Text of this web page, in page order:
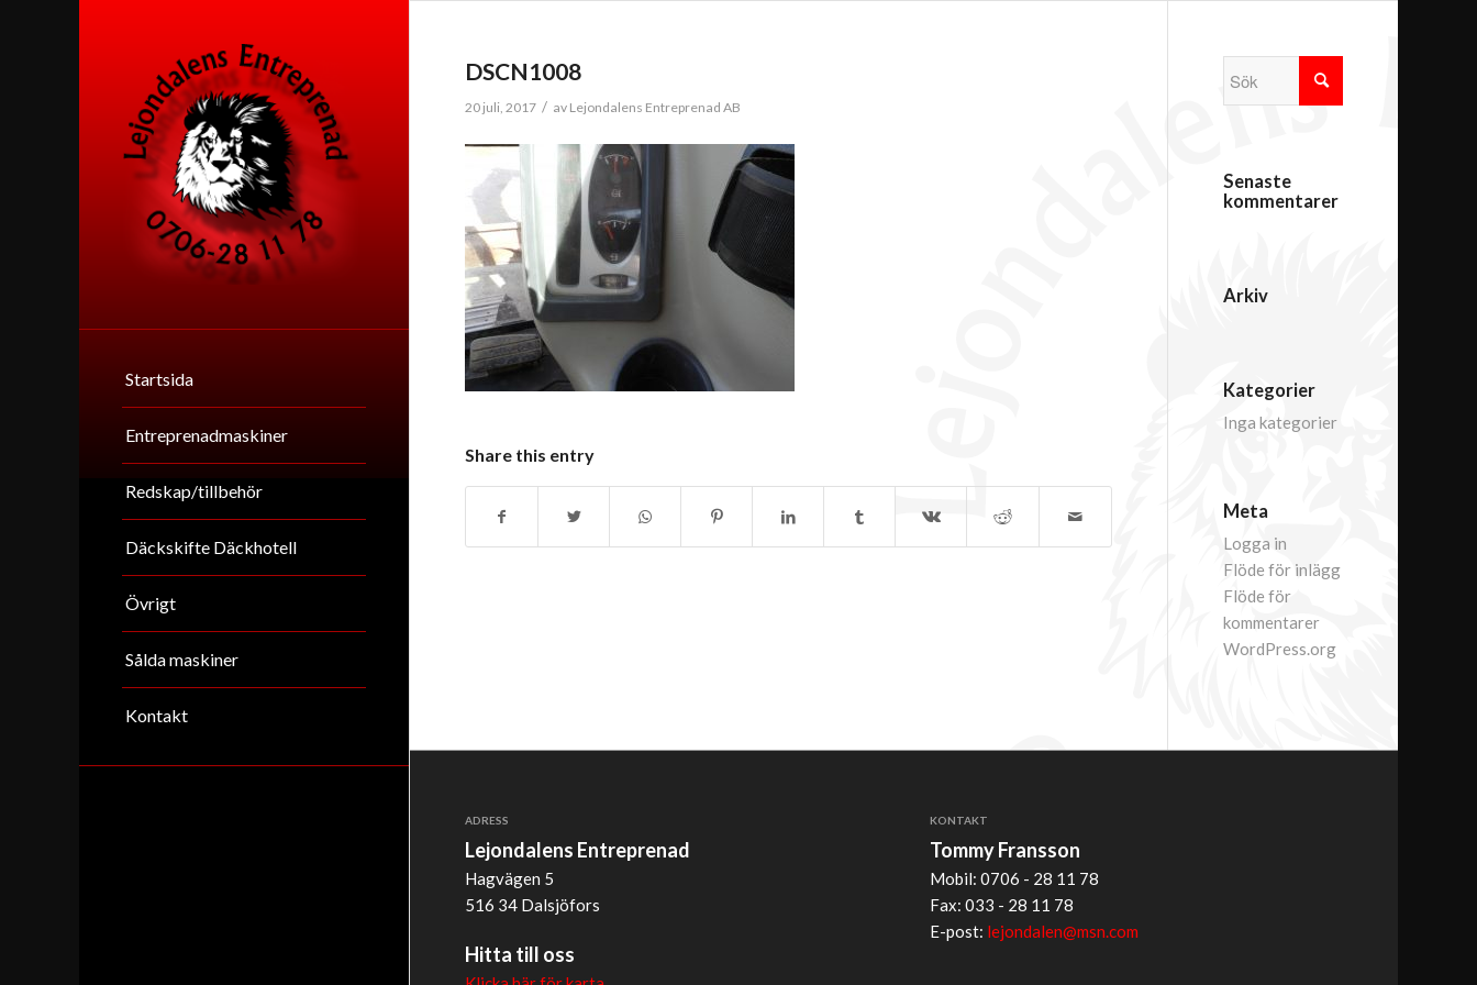
Startsida
Entreprenadmaskiner
Redskap/tillbehör
Däckskifte Däckhotell
Övrigt
Sålda maskiner
Kontakt
DSCN1008
20 juli, 2017 / av Lejondalens Entreprenad AB
Share this entry
Senaste
kommentarer
Arkiv
Kategorier
Inga kategorier
Meta
Logga in
Flöde för inlägg
Flöde för
kommentarer
WordPress.org
ADRESS
Lejondalens Entreprenad
Hagvägen 5
516 34 Dalsjöfors
Hitta till oss
KONTAKT
Tommy Fransson
Mobil: 0706 - 28 11 78
Fax: 033 - 28 11 78
E-post: lejondalen@msn.com